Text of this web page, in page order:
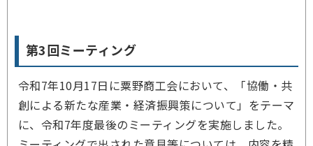
第3回ミーティング
令和7年10月17日に粟野商工会において、「協働・共
創による新たな産業・経済振興策について」をテーマ
に、令和7年度最後のミーティングを実施しました。